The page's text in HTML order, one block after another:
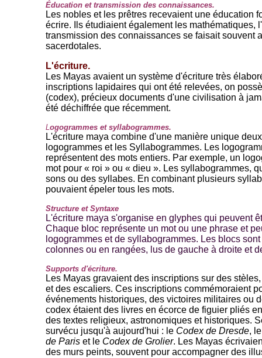
Éducation et transmission des connaissances.
Les nobles et les prêtres recevaient une éducation
écrire. Ils étudiaient également les mathématiques,
transmission des connaissances se faisait souvent
sacerdotales.
L'écriture.
Les Mayas avaient un système d'écriture très
inscriptions lapidaires qui ont été relevées, on
(codex), précieux documents d'une civilisation à
été déchiffrée que récemment.
Logogrammes et syllabogrammes.
L'écriture maya combine d'une manière unique
logogrammes et les Syllabogrammes. Les
représentent des mots entiers. Par exemple, un
mot pour « roi » ou « dieu ». Les syllabogrammes,
sons ou des syllabes. En combinant plusieurs
pouvaient épeler tous les mots.
Structure et Syntaxe
L'écriture maya s'organise en glyphes qui peuvent
Chaque bloc représente un mot ou une phrase et
logogrammes et de syllabogrammes. Les blocs
colonnes ou en rangées, lus de gauche à droite et
Supports d'écriture.
Les Mayas gravaient des inscriptions sur des
et des escaliers. Ces inscriptions commémoraient
événements historiques, des victoires militaires ou
codex étaient des livres en écorce de figuier pliés
des textes religieux, astronomiques et historiques.
survécu jusqu'à aujourd'hui : le Codex de Dresde,
de Paris et le Codex de Grolier. Les Mayas
des murs peints, souvent pour accompagner des